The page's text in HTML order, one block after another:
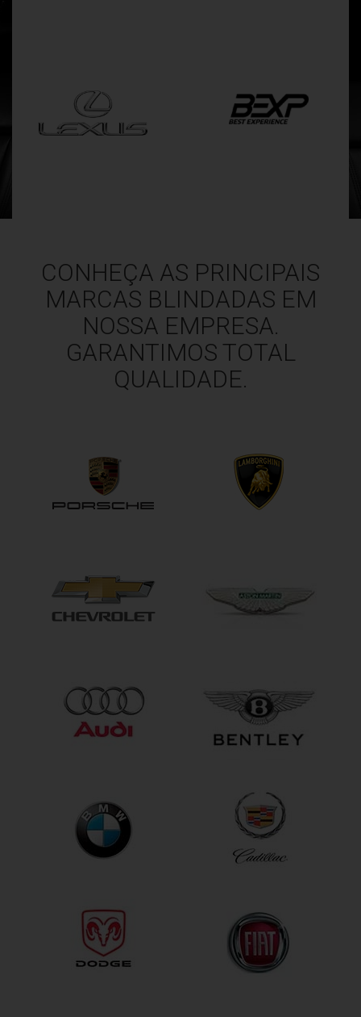
CONHEÇA AS PRINCIPAIS
MARCAS BLINDADAS EM
NOSSA EMPRESA.
GARANTIMOS TOTAL
QUALIDADE.